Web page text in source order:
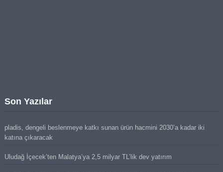
Son Yazılar
pladis, dengeli beslenmeye katkı sunan ürün hacmini 2030’a kadar iki
katına çıkaracak
Uludağ İçecek’ten Malatya’ya 2,5 milyar TL’lik dev yatırım